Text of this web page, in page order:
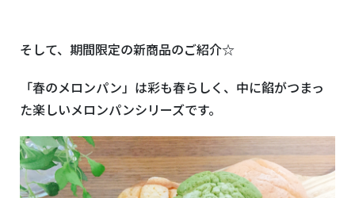
そして、期間限定の新商品のご紹介☆
「春のメロンパン」は彩も春らしく、中に餡がつまっ
た楽しいメロンパンシリーズです。